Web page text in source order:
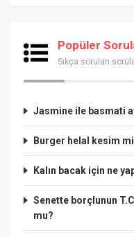
Popüler
Sıkça sorulan
Jasmine ile basmati
Burger helal kesim
Kalın bacak için ne
Senette borçlunun
mu?